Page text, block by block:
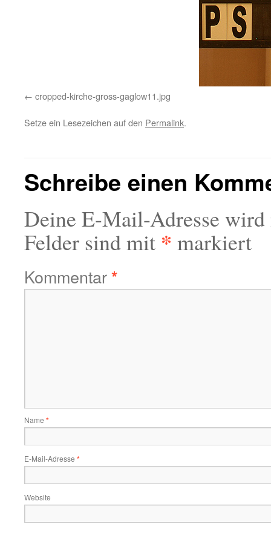
cropped-kirche-gross-gaglow11.jpg
Setze ein Lesezeichen auf den Permalink.
Schreibe einen
Deine E-Mail-Adresse
Felder sind mit * markiert
Kommentar*
Name *
E-Mail-Adresse *
Website